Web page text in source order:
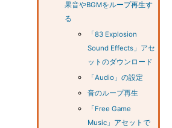
果音やBGMをループ再生す
る
「83 Explosion
Sound Effects」アセ
ットのダウンロード
「Audio」の設定
音のループ再生
「Free Game
Music」アセットで